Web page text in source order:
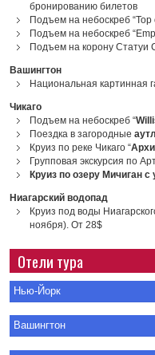
бронированию билетов
Подъем на небоскреб “Top
Подъем на небоскреб
Подъем на корону Статуи
Вашингтон
Национальная картинная
Чикаго
Подъем на небоскреб “
Поездка в загородные
Круиз по реке Чикаго “
Групповая экскурсия по
Круиз по озеру Мичиган с
Ниагарский водопад
Круиз под воды
ноября). От 28$
Отели тура
Нью-Йорк
Вашингтон